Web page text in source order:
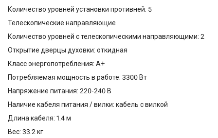
Количество уровней установки противней: 5
Телескопические направляющие
Количество уровней с телескопическими направляющими: 2
Открытие дверцы духовки: откидная
Класс энергопотребления: A+
Потребляемая мощность в работе: 3300 Вт
Напряжение питания: 220-240 В
Наличие кабеля питания / вилки: кабель с вилкой
Длина кабеля: 1.4 м
Вес: 33.2 кг